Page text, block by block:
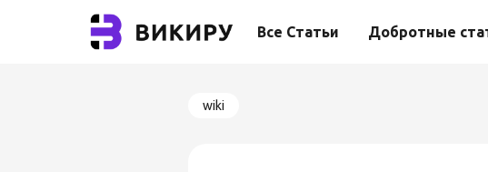
Все Статьи Добротные
wiki